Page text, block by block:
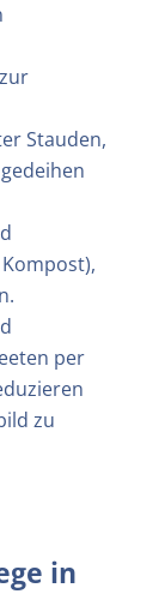
Stauden,
per
zu
in